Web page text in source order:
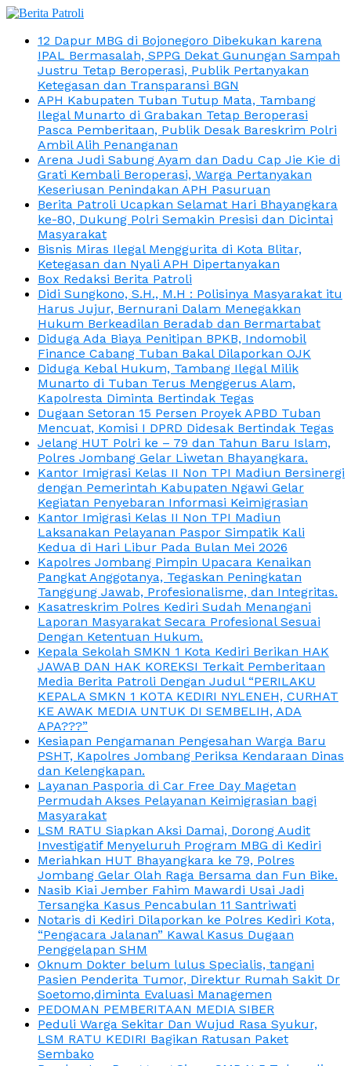
12 Dapur MBG di Bojonegoro Dibekukan karena
IPAL Bermasalah, SPPG Dekat Gunungan Sampah
Justru Tetap Beroperasi, Publik Pertanyakan
Ketegasan dan Transparansi BGN
APH Kabupaten Tuban Tutup Mata, Tambang
Ilegal Munarto di Grabakan Tetap Beroperasi
Pasca Pemberitaan, Publik Desak Bareskrim Polri
Ambil Alih Penanganan
Arena Judi Sabung Ayam dan Dadu Cap Jie Kie di
Grati Kembali Beroperasi, Warga Pertanyakan
Keseriusan Penindakan APH Pasuruan
Berita Patroli Ucapkan Selamat Hari Bhayangkara
ke-80, Dukung Polri Semakin Presisi dan Dicintai
Masyarakat
Bisnis Miras Ilegal Menggurita di Kota Blitar,
Ketegasan dan Nyali APH Dipertanyakan
Box Redaksi Berita Patroli
Didi Sungkono, S.H., M.H : Polisinya Masyarakat itu
Harus Jujur, Bernurani Dalam Menegakkan
Hukum Berkeadilan Beradab dan Bermartabat
Diduga Ada Biaya Penitipan BPKB, Indomobil
Finance Cabang Tuban Bakal Dilaporkan OJK
Diduga Kebal Hukum, Tambang Ilegal Milik
Munarto di Tuban Terus Menggerus Alam,
Kapolresta Diminta Bertindak Tegas
Dugaan Setoran 15 Persen Proyek APBD Tuban
Mencuat, Komisi I DPRD Didesak Bertindak Tegas
Jelang HUT Polri ke – 79 dan Tahun Baru Islam,
Polres Jombang Gelar Liwetan Bhayangkara.
Kantor Imigrasi Kelas II Non TPI Madiun Bersinergi
dengan Pemerintah Kabupaten Ngawi Gelar
Kegiatan Penyebaran Informasi Keimigrasian
Kantor Imigrasi Kelas II Non TPI Madiun
Laksanakan Pelayanan Paspor Simpatik Kali
Kedua di Hari Libur Pada Bulan Mei 2026
Kapolres Jombang Pimpin Upacara Kenaikan
Pangkat Anggotanya, Tegaskan Peningkatan
Tanggung Jawab, Profesionalisme, dan Integritas.
Kasatreskrim Polres Kediri Sudah Menangani
Laporan Masyarakat Secara Profesional Sesuai
Dengan Ketentuan Hukum.
Kepala Sekolah SMKN 1 Kota Kediri Berikan HAK
JAWAB DAN HAK KOREKSI Terkait Pemberitaan
Media Berita Patroli Dengan Judul “PERILAKU
KEPALA SMKN 1 KOTA KEDIRI NYLENEH, CURHAT
KE AWAK MEDIA UNTUK DI SEMBELIH, ADA
APA???”
Kesiapan Pengamanan Pengesahan Warga Baru
PSHT, Kapolres Jombang Periksa Kendaraan Dinas
dan Kelengkapan.
Layanan Pasporia di Car Free Day Magetan
Permudah Akses Pelayanan Keimigrasian bagi
Masyarakat
LSM RATU Siapkan Aksi Damai, Dorong Audit
Investigatif Menyeluruh Program MBG di Kediri
Meriahkan HUT Bhayangkara ke 79, Polres
Jombang Gelar Olah Raga Bersama dan Fun Bike.
Nasib Kiai Jember Fahim Mawardi Usai Jadi
Tersangka Kasus Pencabulan 11 Santriwati
Notaris di Kediri Dilaporkan ke Polres Kediri Kota,
“Pengacara Jalanan” Kawal Kasus Dugaan
Penggelapan SHM
Oknum Dokter belum lulus Specialis, tangani
Pasien Penderita Tumor, Direktur Rumah Sakit Dr
Soetomo,diminta Evaluasi Managemen
PEDOMAN PEMBERITAAN MEDIA SIBER
Peduli Warga Sekitar Dan Wujud Rasa Syukur,
LSM RATU KEDIRI Bagikan Ratusan Paket
Sembako